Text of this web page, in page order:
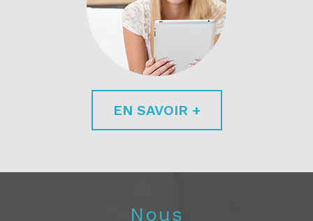
EN SAVOIR +
Nous